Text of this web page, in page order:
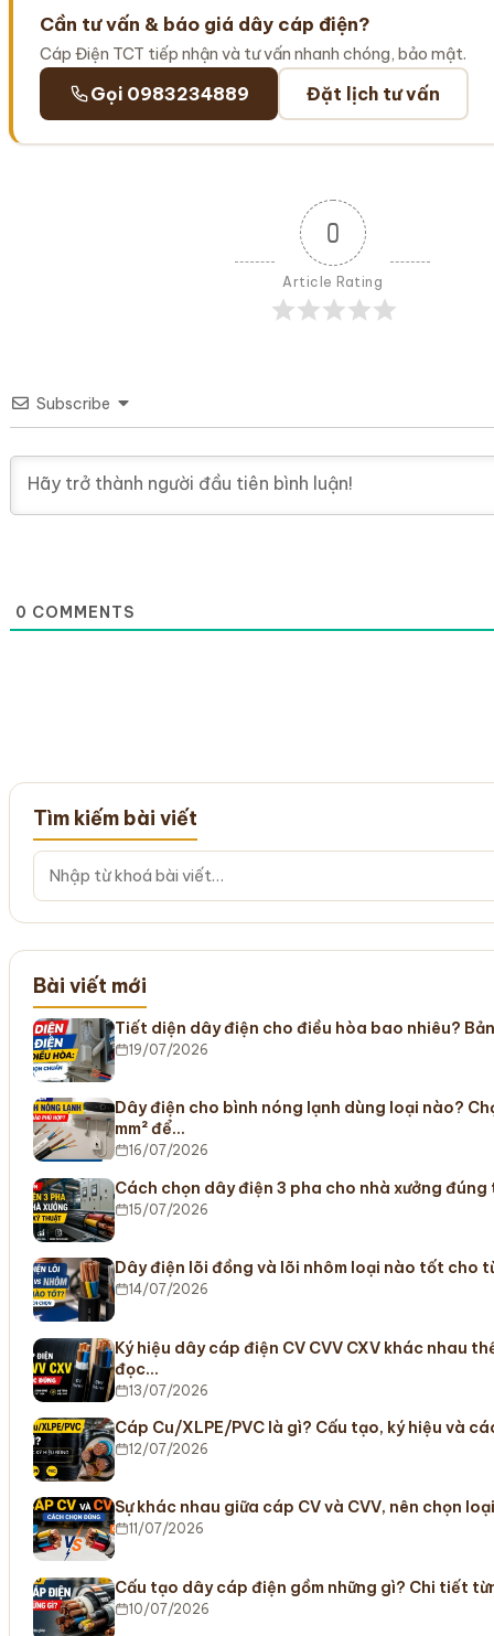
Cần tư vấn & báo giá dây cáp điện?
Cáp Điện TCT tiếp nhận và tư vấn nhanh chóng, bảo mật.
Gọi 0983234889 Đặt lịch tư vấn
0
Article Rating
Subscribe
0 COMMENTS
Tìm kiếm bài viết
Bài viết mới
Tiết diện dây điện cho điều hòa bao nhiêu?
19/07/2026
Dây điện cho bình nóng lạnh dùng loại nào?
mm² để…
16/07/2026
Cách chọn dây điện 3 pha cho nhà xưởng
15/07/2026
Dây điện lõi đồng và lõi nhôm loại nào tốt cho
14/07/2026
Ký hiệu dây cáp điện CV CVV CXV khác nhau
đọc…
13/07/2026
Cáp Cu/XLPE/PVC là gì? Cấu tạo, ký hiệu và
12/07/2026
Sự khác nhau giữa cáp CV và CVV, nên chọn
11/07/2026
Cấu tạo dây cáp điện gồm những gì? Chi tiết
10/07/2026